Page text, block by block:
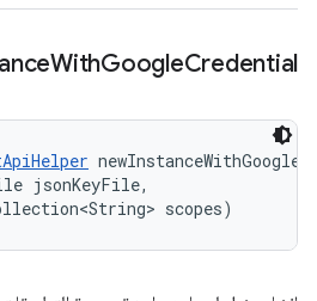
WithGoogleCredential
jsonKeyFile,
scopes)